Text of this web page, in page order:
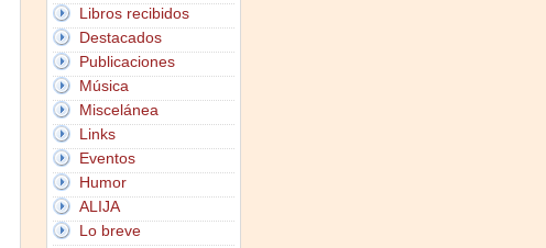
Libros recibidos
Destacados
Publicaciones
Música
Miscelánea
Links
Eventos
Humor
ALIJA
Lo breve